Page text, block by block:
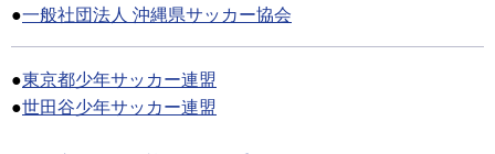
●一般社団法人 沖縄県サッカー協会
●東京都少年サッカー連盟
●世田谷少年サッカー連盟